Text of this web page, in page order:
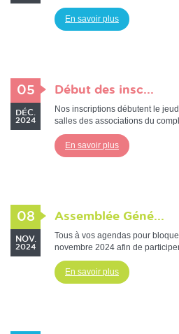
En savoir plus
05
DÉC.
2024
Début des insc...
Nos inscriptions débutent le
salles des associations du
En savoir plus
08
NOV.
2024
Assemblée Géné...
Tous à vos agendas pour
novembre 2024 afin de
En savoir plus